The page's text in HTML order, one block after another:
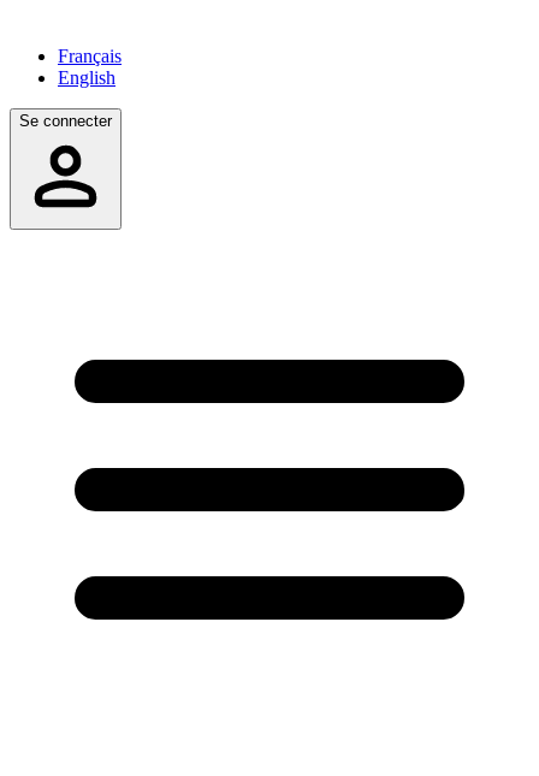
Français
English
Se connecter